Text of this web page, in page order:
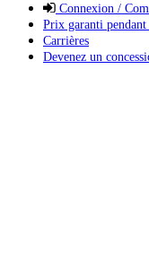
Connexion /
Prix garanti pendant
Carrières
Devenez un